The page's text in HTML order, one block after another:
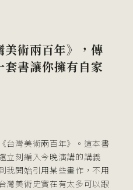
美術兩百年》，傳
書讓你擁有自家
台灣美術兩百年》。這本書
立刻編入今晚演講的講義
我開始引用某些畫作，不用
灣美術史實在有太多可以跟